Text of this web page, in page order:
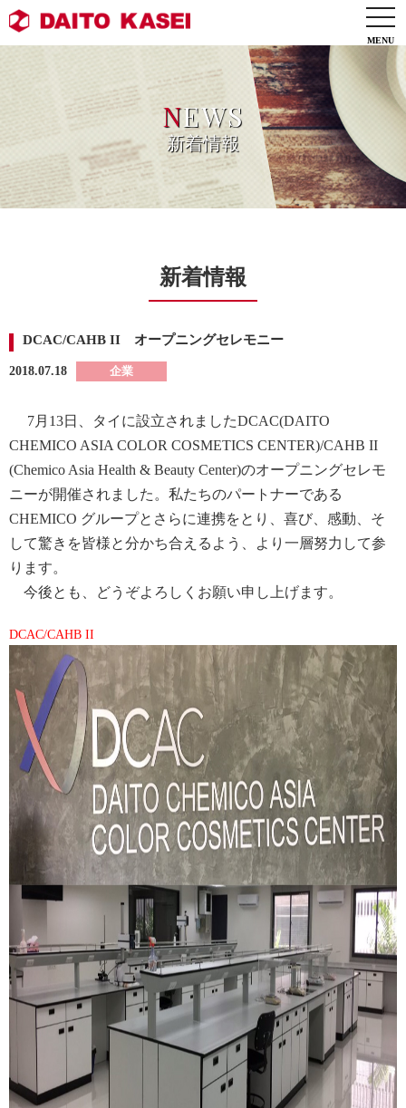
NEWS
新着情報
新着情報
DCAC/CAHB II オープニングセレモニー
2018.07.18
7月13日、タイに設立されましたDCAC(DAITO
CHEMICO ASIA COLOR COSMETICS CENTER)/CAHB II
(Chemico Asia Health & Beauty Center)のオープニングセレモ
ニーが開催されました。私たちのパートナーである
CHEMICO グループとさらに連携をとり、喜び、感動、そ
して驚きを皆様と分かち合えるよう、より一層努力して参
ります。
今後とも、どうぞよろしくお願い申し上げます。
DCAC/CAHB II